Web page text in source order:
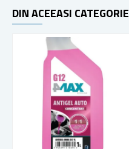
DIN ACEEASI CATEGORIE